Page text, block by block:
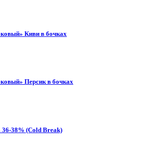
Киви в бочках
Персик в бочках
36-38% (Cold Break)